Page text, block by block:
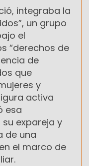
integraba la
un grupo
el
“derechos de
de
que
y
activa
esa
expareja y
de una
el marco de